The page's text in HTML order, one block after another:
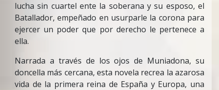
lucha sin cuartel ente la soberana y su esposo, el
Batallador, empeñado en usurparle la corona para
ejercer un poder que por derecho le pertenece a
ella.
Narrada a través de los ojos de Muniadona, su
doncella más cercana, esta novela recrea la azarosa
vida de la primera reina de España y Europa, una